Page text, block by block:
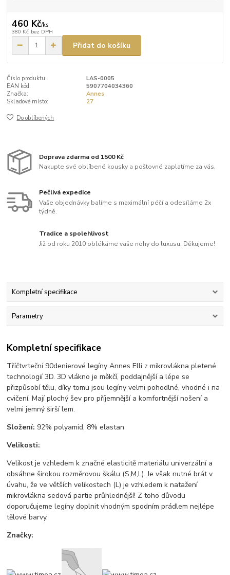
460 Kč/ks
380 Kč bez DPH
Přidat do košíku
Číslo produktu:
LAS-0005
EAN kód:
5907704034360
Značka:
Annes
Skladové místo:
27
Do oblíbených
Doprava zdarma od 1500 Kč
Nakupte své oblíbené kousky a poštovné zaplatíme za vás.
Pečlivá expedice
Vaše objednávky balíme s maximální péčí a odesíláme 2x
týdně.
Tradice a spolehlivost
Již od roku 2010 oblékáme vaše nohy do luxusu. Děkujeme!
Kompletní specifikace
Parametry
Kompletní specifikace
Tříčtvrteční 90denierové legíny Annes Elli z mikrovlákna pletené
technologií 3D. 3D vlákno je měkčí, poddajnější a lépe se
přizpůsobí tělu, díky tomu jsou legíny velmi pohodlné, vhodné i na
cvičení. Mají plochý šev pro příjemnější a komfortnější nošení a
velmi jemný širší lem.
Složení: 92% polyamid, 8% elastan
Velikosti:
Velikost je vzhledem k značné elasticitě materiálu univerzální a
obsáhne širokou rozměrovou škálu (S,M,L). Je však nutné brát v
úvahu, že ve větších velikostech (L) je vzhledem k natažení
mikrovlákna sedová partie průhlednější! Z toho důvodu
doporučujeme legíny doplnit vhodným spodním prádlem nejlépe
tělové barvy.
Značky: